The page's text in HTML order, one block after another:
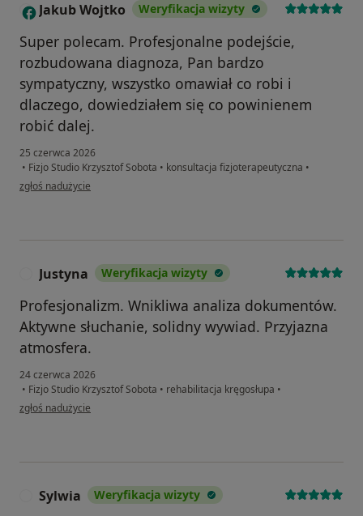
J Jakub Wojtko Weryfikacja wizyty
Super polecam. Profesjonalne podejście,
rozbudowana diagnoza, Pan bardzo
sympatyczny, wszystko omawiał co robi i
dlaczego, dowiedziałem się co powinienem
robić dalej.
25 czerwca 2026
• Fizjo Studio Krzysztof Sobota • konsultacja fizjoterapeutyczna •
w opinii użytkownika Jakub Wojtko
zgłoś nadużycie
Justyna Weryfikacja wizyty
Profesjonalizm. Wnikliwa analiza dokumentów.
Aktywne słuchanie, solidny wywiad. Przyjazna
atmosfera.
24 czerwca 2026
• Fizjo Studio Krzysztof Sobota • rehabilitacja kręgosłupa •
w opinii użytkownika Justyna
zgłoś nadużycie
Sylwia Weryfikacja wizyty